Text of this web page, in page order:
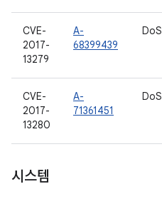
CVE-
2017-
13279
A-
68399439
DoS
CVE-
2017-
13280
A-
71361451
DoS
시스템